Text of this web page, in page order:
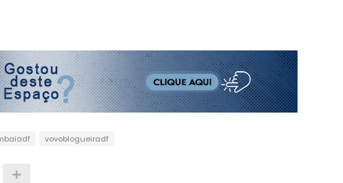
vovoblogueiradf